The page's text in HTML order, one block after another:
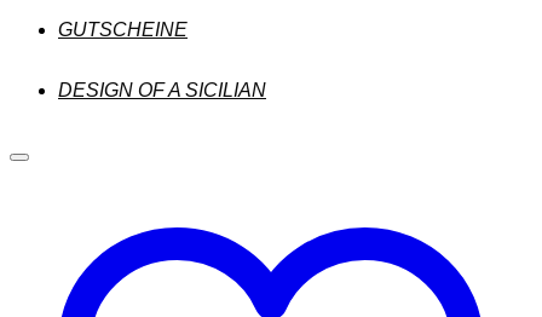
GUTSCHEINE
DESIGN OF A SICILIAN